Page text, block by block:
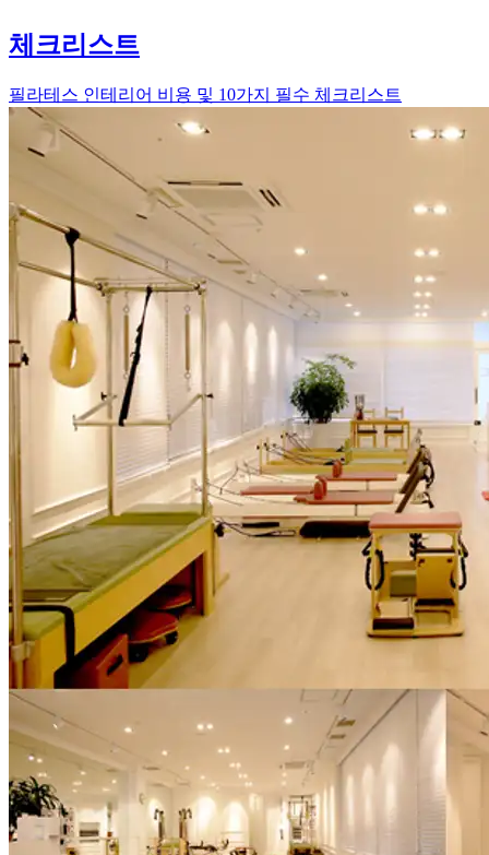
체크리스트
필라테스 인테리어 비용 및 10가지 필수 체크리스트